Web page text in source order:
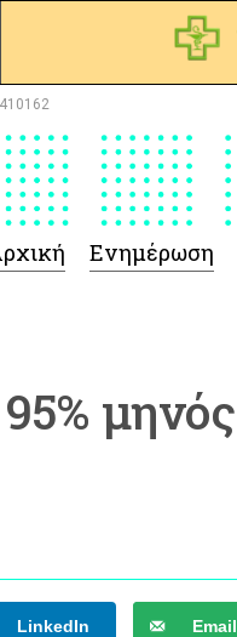
Ενημέρωση
μηνός
LinkedIn Email